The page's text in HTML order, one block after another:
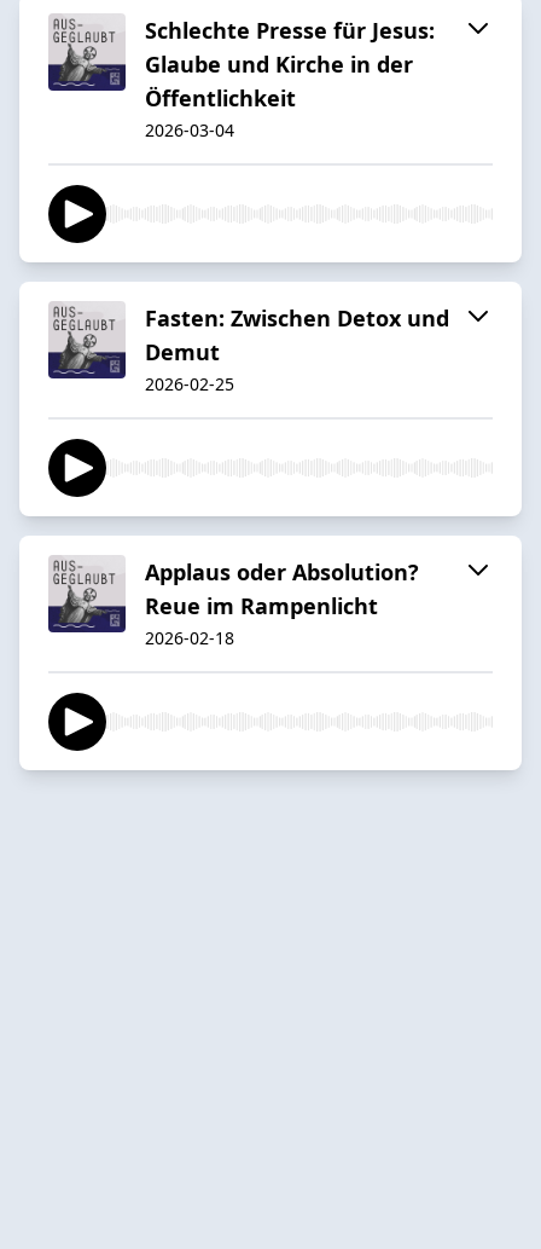
Schlechte Presse für Jesus:
Glaube und Kirche in der
Öffentlichkeit
2026-03-04
Fasten: Zwischen Detox und
Demut
2026-02-25
Applaus oder Absolution?
Reue im Rampenlicht
2026-02-18